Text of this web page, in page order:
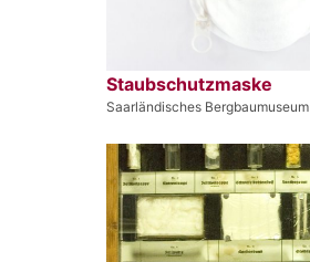
Staubschutzmaske
Saarländisches Bergbaumuseum